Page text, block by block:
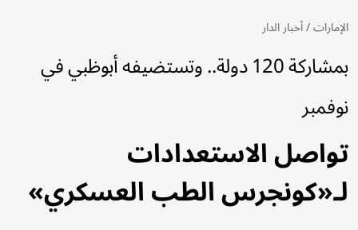
الإمارات/أخبار الدار
بمشاركة 120 دولة.. وتستضيفه أبوظبي في
نوفمبر
تواصل الاستعدادات
لـ«كونجرس الطب العسكري»